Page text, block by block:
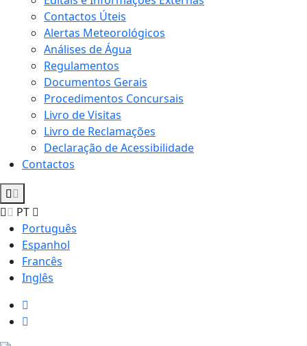
Contactos Úteis
Alertas Meteorológicos
Análises de Água
Regulamentos
Documentos Gerais
Procedimentos Concursais
Livro de Visitas
Livro de Reclamações
Declaração de Acessibilidade
Contactos
PT
Português
Espanhol
Francês
Inglês